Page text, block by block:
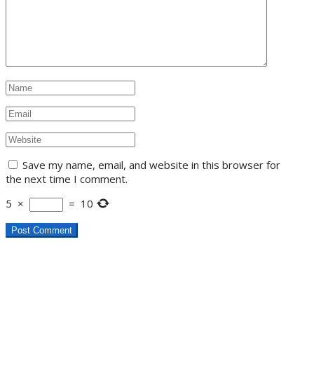
Save my name, email, and website in this browser for
the next time I comment.
5 × = 10